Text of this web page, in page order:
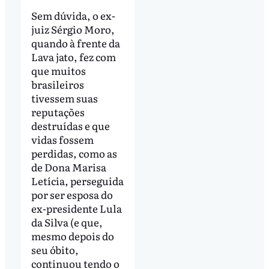
Sem dúvida, o ex-
juiz Sérgio Moro,
quando à frente da
Lava jato, fez com
que muitos
brasileiros
tivessem suas
reputações
destruídas e que
vidas fossem
perdidas, como as
de Dona Marisa
Letícia, perseguida
por ser esposa do
ex-presidente Lula
da Silva (e que,
mesmo depois do
seu óbito,
continuou tendo o